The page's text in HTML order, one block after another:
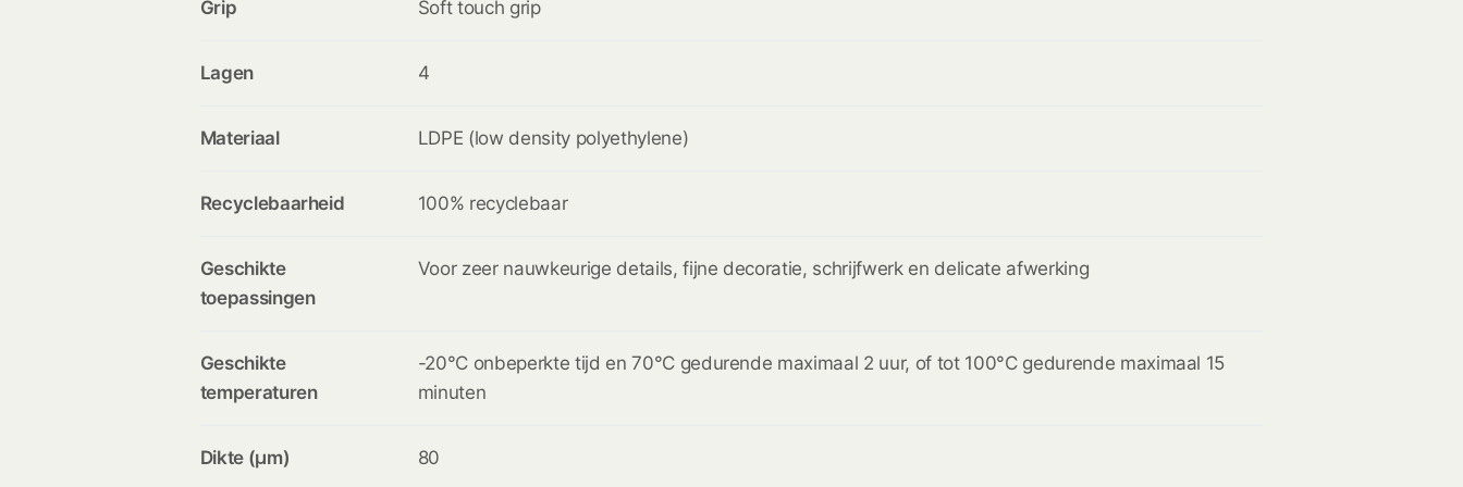
Grip Soft touch grip
Lagen 4
Materiaal LDPE (low density polyethylene)
Recyclebaarheid 100% recyclebaar
Geschikte
toepassingen
Voor zeer nauwkeurige details, fijne decoratie, schrijfwerk en delicate afwerking
Geschikte
temperaturen
-20°C onbeperkte tijd en 70°C gedurende maximaal 2 uur, of tot 100°C gedurende maximaal 15
minuten
Dikte (µm) 80